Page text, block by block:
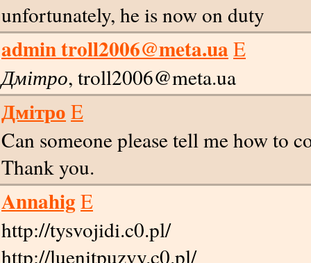
unfortunately, he is now on duty
admin troll2006@meta.ua E
Дмітро, troll2006@meta.ua
Дмітро E
Can someone please tell me how to
Thank you.
AnnahigE
http://tysvojidi.c0.pl/
http://luenitpuzvy.c0.pl/